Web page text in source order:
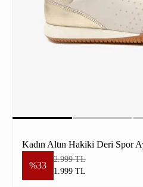
Kadın Altın Hakiki Deri Spor
%33
2.999 TL
1.999 TL